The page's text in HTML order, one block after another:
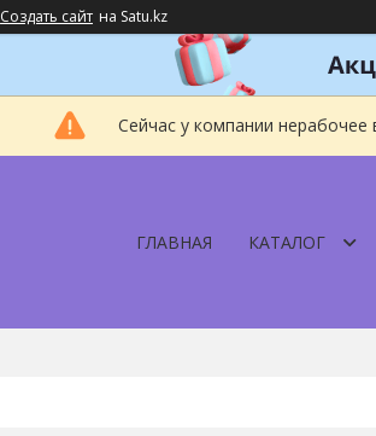
Создать сайт на Satu.kz
Сейчас у компании
ГЛАВНАЯ КАТАЛОГ